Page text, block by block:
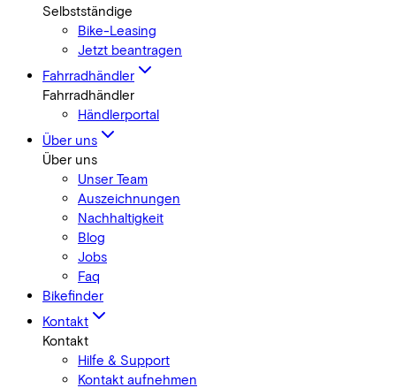
Selbstständige
Bike-Leasing
Jetzt beantragen
Fahrradhändler
Fahrradhändler
Händlerportal
Über uns
Über uns
Unser Team
Auszeichnungen
Nachhaltigkeit
Blog
Jobs
Faq
Bikefinder
Kontakt
Kontakt
Hilfe & Support
Kontakt aufnehmen